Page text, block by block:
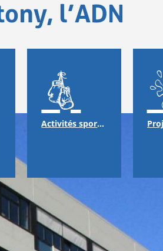
l’ADN
Activités sportives